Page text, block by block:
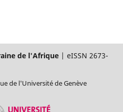
de l'Afrique| eISSN 2673-
de l'Université de Genève